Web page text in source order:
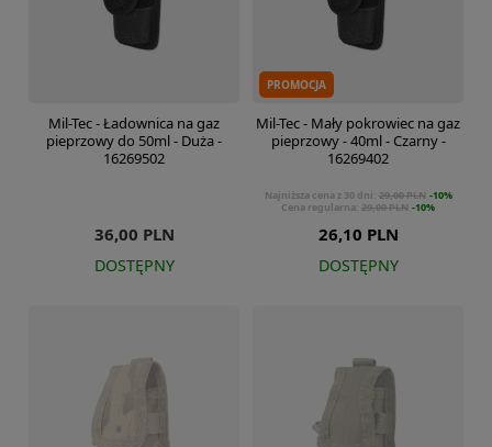
Mil-Tec - Ładownica na gaz
pieprzowy do 50ml - Duża -
16269502
36,00 PLN
DOSTĘPNY
PROMOCJA
Mil-Tec - Mały pokrowiec na gaz
pieprzowy - 40ml - Czarny -
16269402
26,10 PLN
Najniższa cena z 30 dni: 29,00 PLN -10%
Cena regularna: 29,00 PLN -10%
DOSTĘPNY